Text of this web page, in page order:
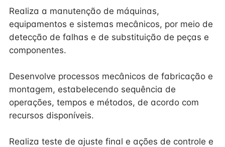
Realiza a manutenção de máquinas,
equipamentos e sistemas mecânicos, por meio de
detecção de falhas e de substituição de peças e
componentes.
Desenvolve processos mecânicos de fabricação e
montagem, estabelecendo sequência de
operações, tempos e métodos, de acordo com
recursos disponíveis.
Realiza teste de ajuste final e ações de controle e